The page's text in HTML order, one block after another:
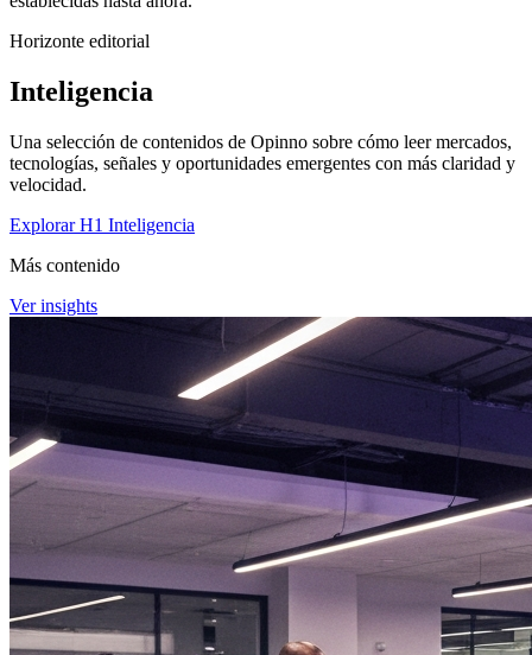
Horizonte editorial
Inteligencia
Una selección de contenidos de Opinno sobre cómo leer mercados,
tecnologías, señales y oportunidades emergentes con más claridad y
velocidad.
Explorar H1 Inteligencia
Más contenido
Ver insights